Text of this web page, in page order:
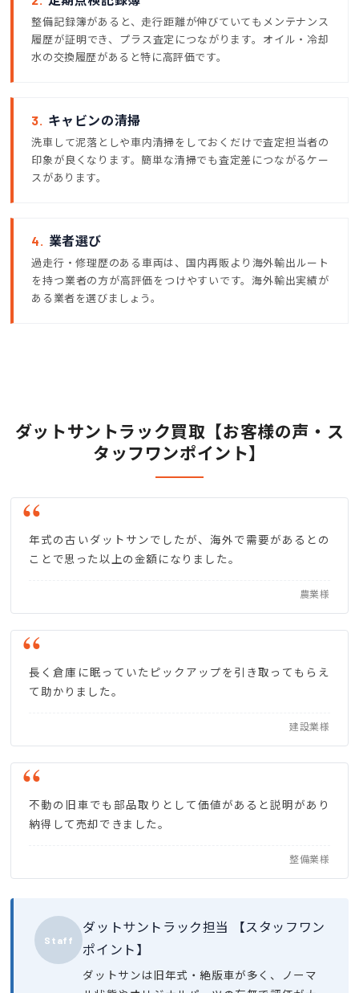
整備記録簿があると、走行距離が伸びていてもメンテナンス
履歴が証明でき、プラス査定につながります。オイル・冷却
水の交換履歴があると特に高評価です。
3. キャビンの清掃
洗車して泥落としや車内清掃をしておくだけで査定担当者の
印象が良くなります。簡単な清掃でも査定差につながるケー
スがあります。
4. 業者選び
過走行・修理歴のある車両は、国内再販より海外輸出ルート
を持つ業者の方が高評価をつけやすいです。海外輸出実績が
ある業者を選びましょう。
ダットサントラック買取【お客様の声・ス
タッフワンポイント】
年式の古いダットサンでしたが、海外で需要があるとの
ことで思った以上の金額になりました。
農業様
長く倉庫に眠っていたピックアップを引き取ってもらえ
て助かりました。
建設業様
不動の旧車でも部品取りとして価値があると説明があり
納得して売却できました。
整備業様
Staff
ダットサントラック担当 【スタッフワン
ポイント】
ダットサンは旧年式・絶版車が多く、ノーマ